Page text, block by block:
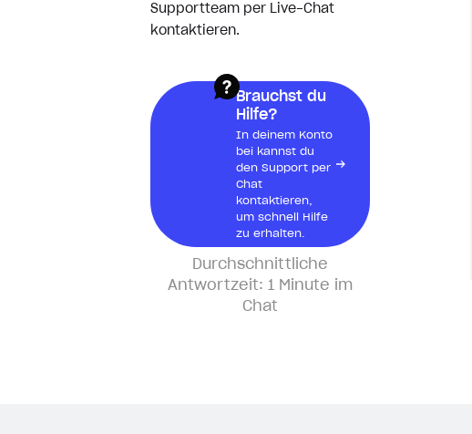
Wie erhalte ich einen beleg?
Wie erhalte ich einen Beleg?
Physische Produkte
Warum wurde meine bestellung
noch nicht versandt?
Ich habe mein Paket nicht
Supportteam per Live-Chat
kontaktieren.
Brauchst du
Hilfe?
In deinem Konto
bei kannst du
den Support per
Chat
kontaktieren,
um schnell Hilfe
zu erhalten.
Durchschnittliche
Antwortzeit: 1 Minute im
Chat